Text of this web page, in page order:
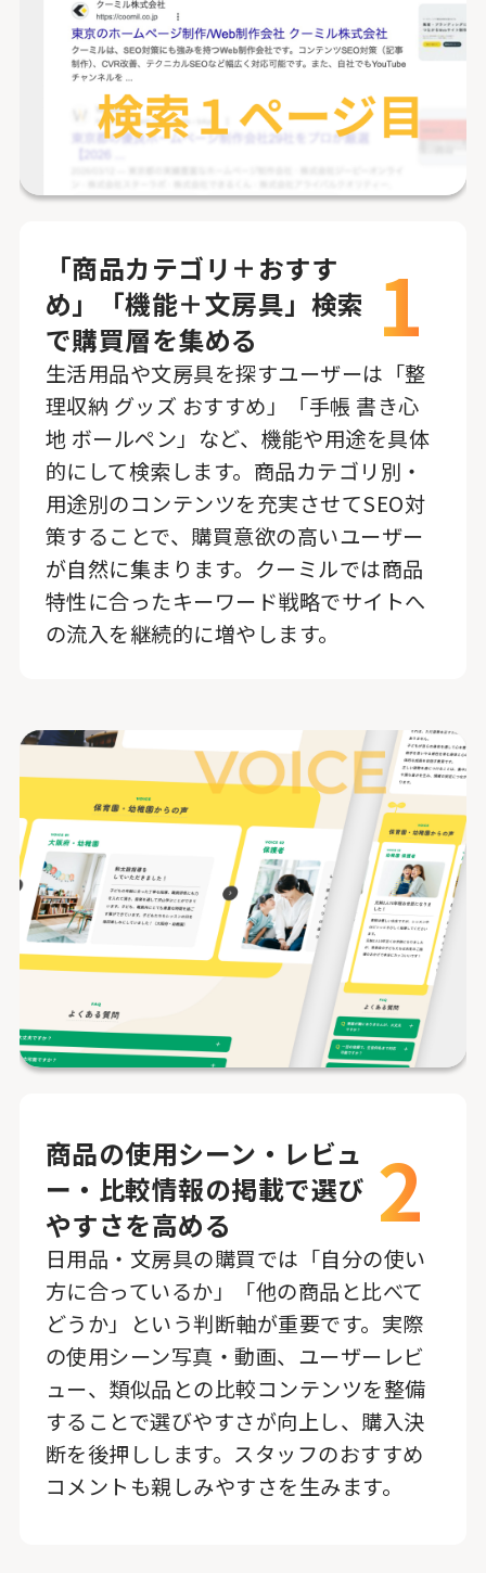
「商品カテゴリ＋おすす
め」「機能＋文房具」検索
で購買層を集める
1
生活用品や文房具を探すユーザーは「整
理収納 グッズ おすすめ」「手帳 書き心
地 ボールペン」など、機能や用途を具体
的にして検索します。商品カテゴリ別・
用途別のコンテンツを充実させてSEO対
策することで、購買意欲の高いユーザー
が自然に集まります。クーミルでは商品
特性に合ったキーワード戦略でサイトへ
の流入を継続的に増やします。
商品の使用シーン・レビュ
ー・比較情報の掲載で選び
やすさを高める
2
日用品・文房具の購買では「自分の使い
方に合っているか」「他の商品と比べて
どうか」という判断軸が重要です。実際
の使用シーン写真・動画、ユーザーレビ
ュー、類似品との比較コンテンツを整備
することで選びやすさが向上し、購入決
断を後押しします。スタッフのおすすめ
コメントも親しみやすさを生みます。